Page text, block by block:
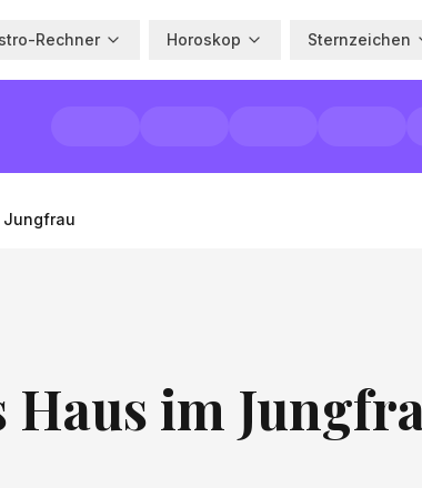
Rechner Horoskop Sternzeichen
Jungfrau
Haus im